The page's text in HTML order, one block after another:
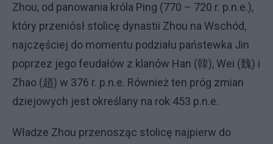
Zhou, od panowania króla Ping (770 – 720 r. p.n.e.),
który przeniósł stolicę dynastii Zhou na Wschód,
najczęściej do momentu podziału państewka Jin
poprzez jego feudałów z klanów Han (韓), Wei (魏) i
Zhao (趙) w 376 r. p.n.e. Również ten próg zmian
dziejowych jest określany na rok 453 p.n.e.
Władze Zhou przenosząc stolicę najpierw do